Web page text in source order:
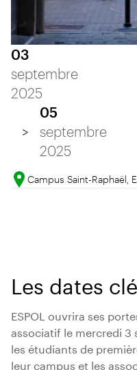
03
septembre
2025
05
septembre
2025
Campus Saint-Raphaël,
Les dates
ESPOL ouvrira ses
associatif le mercredi 3
les étudiants de
leur campus et les